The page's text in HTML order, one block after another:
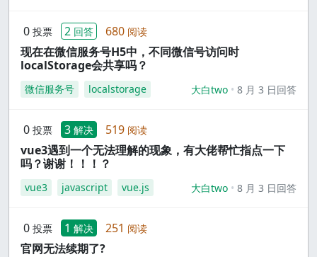
0 投票 2 回答 680 阅读
现在在微信服务号H5中，不同微信号访问时
localStorage会共享吗？
微信服务号 localstorage 大白two 8 月 3 日回答
0 投票 3 解决 519 阅读
vue3遇到一个无法理解的现象，有大佬帮忙指点一下
吗？谢谢！！！？
vue3 javascript vue.js 大白two 8 月 3 日回答
0 投票 1 解决 251 阅读
官网无法续期了?